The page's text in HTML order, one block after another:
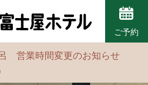
ご予約
営業時間変更のお知らせ